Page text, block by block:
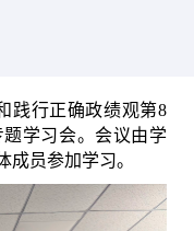
践行正确政绩观第8
学习会。会议由学
成员参加学习。